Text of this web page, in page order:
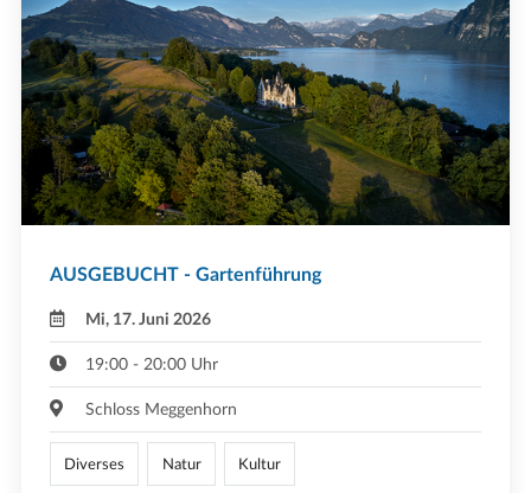
AUSGEBUCHT - Gartenführung
Mi, 17. Juni 2026
19:00 - 20:00 Uhr
Schloss Meggenhorn
Diverses Natur Kultur